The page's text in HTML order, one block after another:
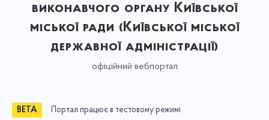
виконавчого органу Київської
міської ради (Київської міської
державної адміністрації)
офіційний вебпортал
Портал працює в тестовому режимі